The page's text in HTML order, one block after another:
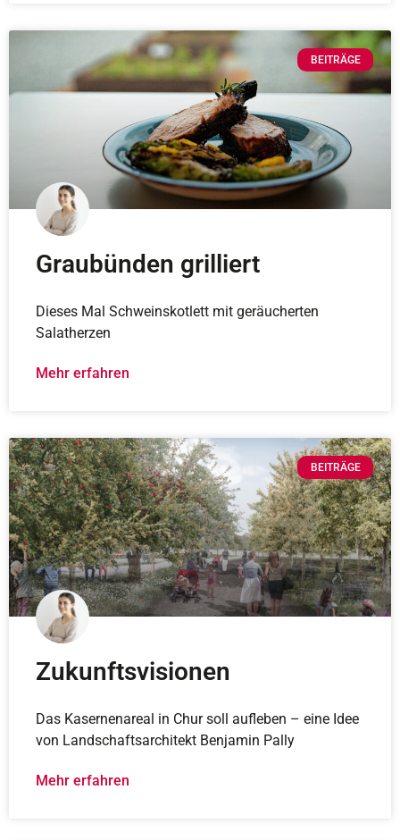
BEITRÄGE
Graubünden grilliert
Dieses Mal Schweinskotlett mit geräucherten
Salatherzen
Mehr erfahren
BEITRÄGE
Zukunftsvisionen
Das Kasernenareal in Chur soll aufleben – eine Idee
von Landschaftsarchitekt Benjamin Pally
Mehr erfahren